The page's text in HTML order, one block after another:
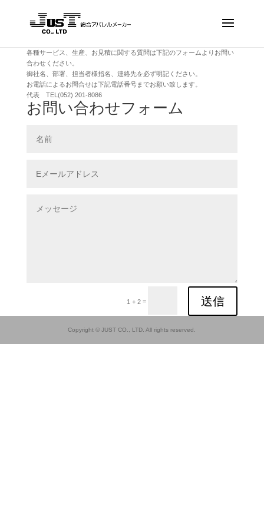
各種サービス、生産、お見積に関する質問は下記のフォームよりお問い
合わせください。
御社名、部署、担当者様指名、連絡先を必ず明記ください。
お電話によるお問合せは下記電話番号までお願い致します。
代表 TEL(052) 201-8086
お問い合わせフォーム
1 + 2 = 送信
Copyright © JUST CO., LTD. All rights reserved.